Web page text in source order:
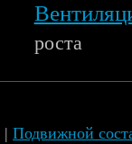
роста
| Подвижной